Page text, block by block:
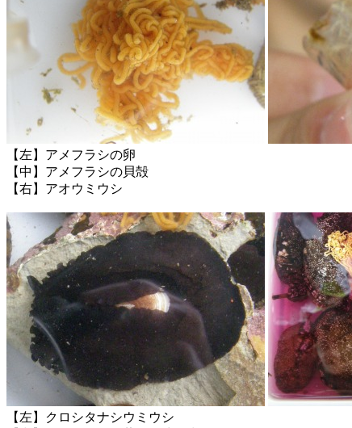
【左】アメフラシの卵
【中】アメフラシの貝殻
【右】アオウミウシ
【左】クロシタナシウミウシ